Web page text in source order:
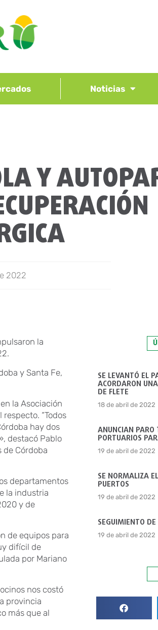
Noticias
Y
2022
la
y Santa Fe,
la Asociación
“Todos
hay dos
destacó Pablo
de Córdoba
departamentos
la industria
y de
de equipos para
difícil de
por Mariano
nos costó
provincia
más que al
SE LEVANTÓ EL
ACORDARON
DE FLETE
18 de abril de 2022
ANUNCIAN
PORTUARIOS
19 de abril de 2022
SE NORMALIZA
PUERTOS
19 de abril de 2022
SEGUIMIENTO
19 de abril de 2022